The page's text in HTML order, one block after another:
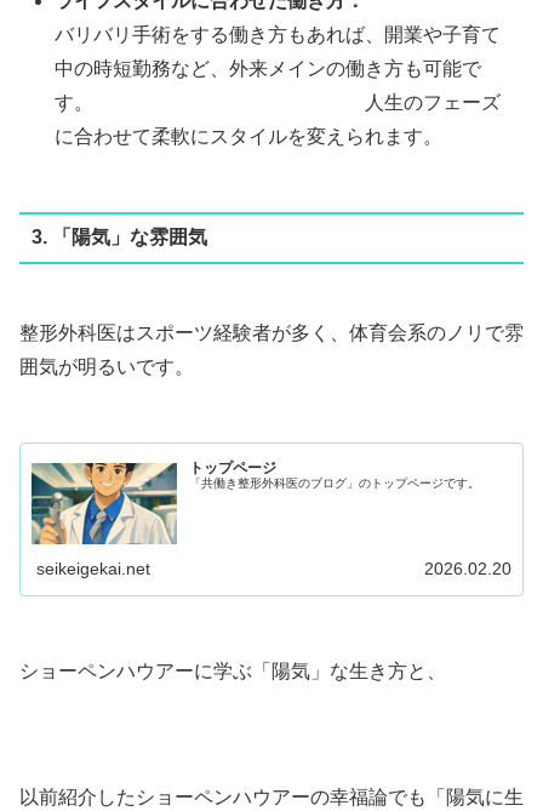
バリバリ手術をする働き方もあれば、開業や子育て
中の時短勤務など、外来メインの働き方も可能で
す。 人生のフェーズ
に合わせて柔軟にスタイルを変えられます。
3. 「陽気」な雰囲気
整形外科医はスポーツ経験者が多く、体育会系のノリで雰
囲気が明るいです。
トップページ
「共働き整形外科医のブログ」のトップページです。
seikeigekai.net 2026.02.20
ショーペンハウアーに学ぶ「陽気」な生き方と、
以前紹介したショーペンハウアーの幸福論でも「陽気に生